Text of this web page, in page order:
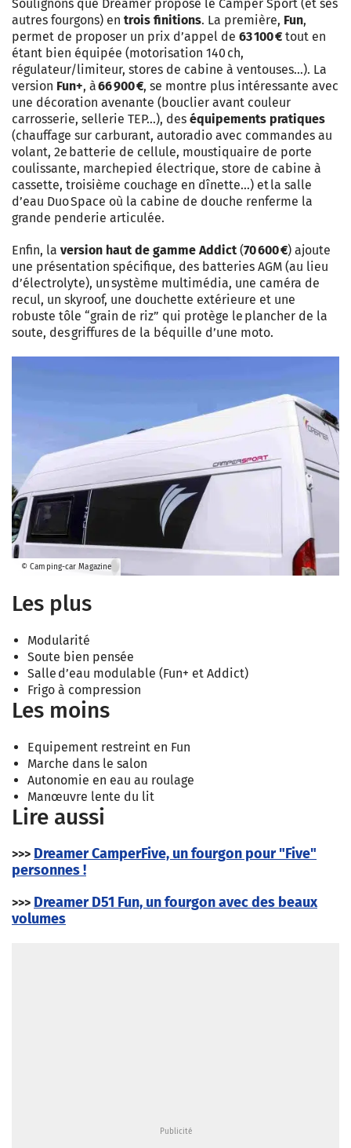
Soulignons que Dreamer propose le Camper Sport (et ses
autres fourgons) en trois finitions. La première, Fun,
permet de proposer un prix d’appel de 63 100 € tout en
étant bien équipée (motorisation 140 ch,
régulateur/limiteur, stores de cabine à ventouses…). La
version Fun+, à66 900 €, se montre plus intéressante avec
une décoration avenante (bouclier avant couleur
carrosserie, sellerie TEP…), des équipements pratiques
(chauffage sur carburant, autoradio avec commandes au
volant, 2e batterie de cellule, moustiquaire de porte
coulissante, marchepied électrique, store de cabine à
cassette, troisième couchage en dînette…) et la salle
d’eau Duo Space où la cabine de douche renferme la
grande penderie articulée.
Enfin, la version haut de gamme Addict (70 600 €) ajoute
une présentation spécifique, des batteries AGM (au lieu
d’électrolyte), un système multimédia, une caméra de
recul, un skyroof, une douchette extérieure et une
robuste tôle “grain de riz” qui protège le plancher de la
soute, des griffures de la béquille d’une moto.
© Camping-car Magazine
Les plus
Modularité
Soute bien pensée
Salle d’eau modulable (Fun+ et Addict)
Frigo à compression
Les moins
Equipement restreint en Fun
Marche dans le salon
Autonomie en eau au roulage
Manœuvre lente du lit
Lire aussi
>>> Dreamer CamperFive, un fourgon pour "Five"
personnes !
>>> Dreamer D51 Fun, un fourgon avec des beaux
volumes